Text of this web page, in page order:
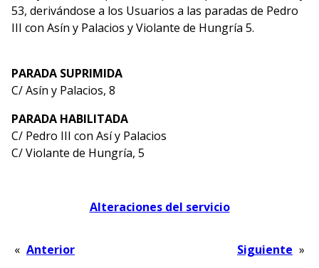
53, derivándose a los Usuarios a las paradas de Pedro
III con Asín y Palacios y Violante de Hungría 5.
PARADA SUPRIMIDA
C/ Asín y Palacios, 8
PARADA HABILITADA
C/ Pedro III con Así y Palacios
C/ Violante de Hungría, 5
Alteraciones del servicio
« Anterior Siguiente »